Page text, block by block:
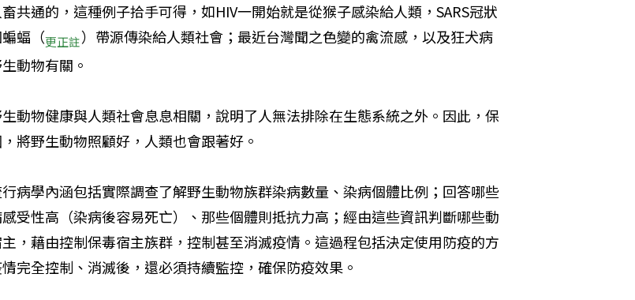
共通的，這種例子拾手可得，如HIV一開始就是從猴子感染給人類，SARS冠狀
蝠（更正註）帶源傳染給人類社會；最近台灣聞之色變的禽流感，以及狂犬病
動物有關。
動物健康與人類社會息息相關，說明了人無法排除在生態系統之外。因此，保
將野生動物照顧好，人類也會跟著好。
病學內涵包括實際調查了解野生動物族群染病數量、染病個體比例；回答哪些
受性高（染病後容易死亡）、那些個體則抵抗力高；經由這些資訊判斷哪些動
，藉由控制保毒宿主族群，控制甚至消滅疫情。這過程包括決定使用防疫的方
完全控制、消滅後，還必須持續監控，確保防疫效果。